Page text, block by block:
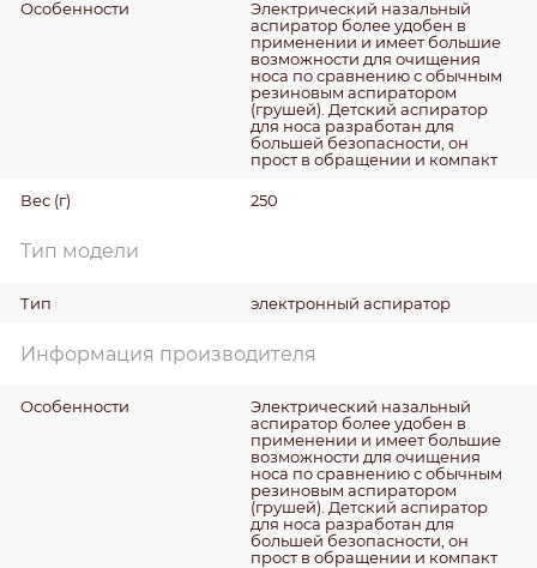
Особенности
Электрический назальный
аспиратор более удобен в
применении и имеет большие
возможности для очищения
носа по сравнению с обычным
резиновым аспиратором
(грушей). Детский аспиратор
для носа разработан для
большей безопасности, он
прост в обращении и компакт
Вес (г) 250
Тип модели
Тип электронный аспиратор
Информация производителя
Особенности
Электрический назальный
аспиратор более удобен в
применении и имеет большие
возможности для очищения
носа по сравнению с обычным
резиновым аспиратором
(грушей). Детский аспиратор
для носа разработан для
большей безопасности, он
прост в обращении и компакт